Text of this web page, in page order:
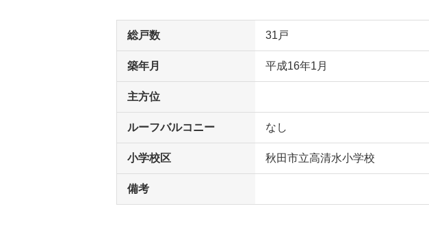
総戸数 31戸
築年月 平成16年1月
主方位
ルーフバルコニー なし
小学校区 秋田市立高清水小学校
備考